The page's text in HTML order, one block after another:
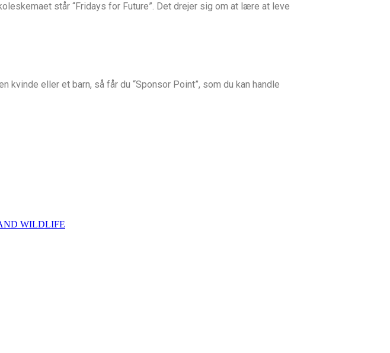
står “Fridays for Future”. Det drejer sig om at lære at leve
eller et barn, så får du “Sponsor Point”, som du kan handle
WILDLIFE